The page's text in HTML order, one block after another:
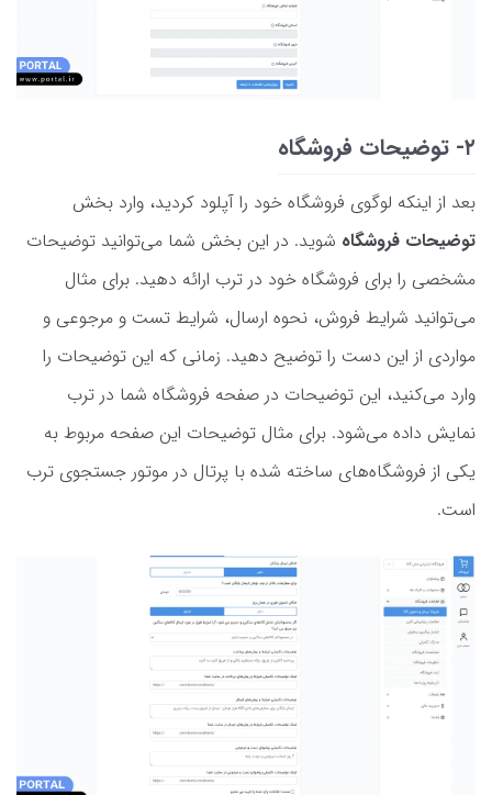
۲- توضیحات فروشگاه
بعد از اینکه لوگوی فروشگاه خود را آپلود کردید، وارد بخش
توضیحات فروشگاه شوید. در این بخش شما می‌توانید توضیحات
مشخصی را برای فروشگاه خود در ترب ارائه دهید. برای مثال
می‌توانید شرایط فروش، نحوه ارسال، شرایط تست و مرجوعی و
مواردی از این دست را توضیح دهید. زمانی که این توضیحات را
وارد می‌کنید، این توضیحات در صفحه فروشگاه شما در ترب
نمایش داده می‌شود. برای مثال توضیحات این صفحه مربوط به
یکی از فروشگاه‌های ساخته شده با پرتال در موتور جستجوی ترب
است.